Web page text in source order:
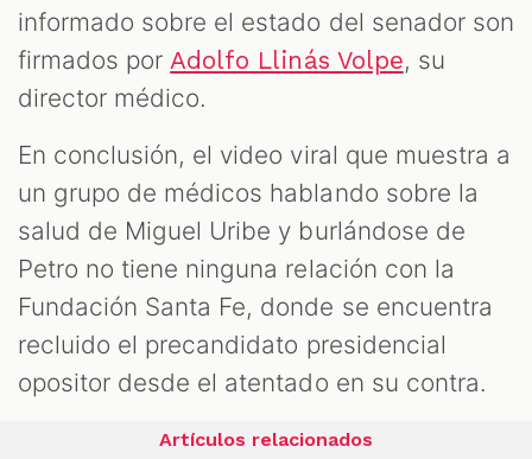
informado sobre el estado del senador son
firmados por Adolfo Llinás Volpe, su
director médico.
En conclusión, el video viral que muestra a
un grupo de médicos hablando sobre la
salud de Miguel Uribe y burlándose de
Petro no tiene ninguna relación con la
Fundación Santa Fe, donde se encuentra
recluido el precandidato presidencial
opositor desde el atentado en su contra.
Artículos relacionados